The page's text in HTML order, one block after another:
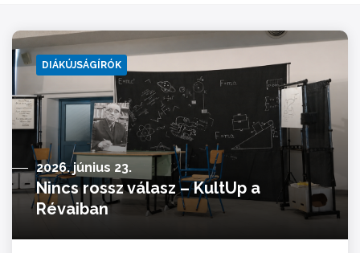
DIÁKÚJSÁGÍRÓK
2026. június 23.
Nincs rossz válasz – KultUp a
Révaiban